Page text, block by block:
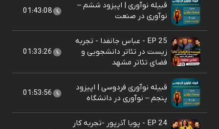
قبیله نوآوری | اپیزود ششم –
نوآوری در صنعت
01:43:08
EP 25 - عباس جانفدا - تجربه
زیست در تئاتر دانشجویی و
فضای تئاتر مشهد
01:33:26
قبیله نوآوری فردوسی | اپیزود
پنجم – نوآوری در دانشگاه
01:53:56
EP 24 - پویا آذرپور -تجربه کار